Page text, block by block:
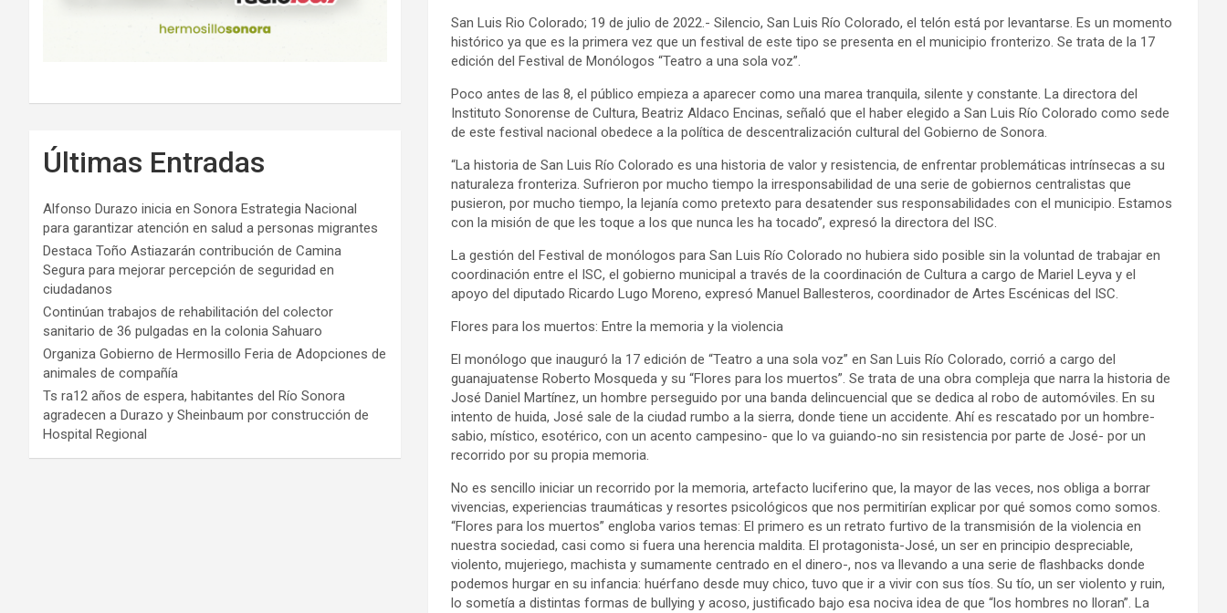
San Luis Rio Colorado; 19 de julio de 2022.- Silencio, San Luis Río Colorado, el telón está por levantarse. Es un momento
histórico ya que es la primera vez que un festival de este tipo se presenta en el municipio fronterizo. Se trata de la 17
edición del Festival de Monólogos “Teatro a una sola voz”.
Poco antes de las 8, el público empieza a aparecer como una marea tranquila, silente y constante. La directora del
Instituto Sonorense de Cultura, Beatriz Aldaco Encinas, señaló que el haber elegido a San Luis Río Colorado como sede
de este festival nacional obedece a la política de descentralización cultural del Gobierno de Sonora.
“La historia de San Luis Río Colorado es una historia de valor y resistencia, de enfrentar problemáticas intrínsecas a su
naturaleza fronteriza. Sufrieron por mucho tiempo la irresponsabilidad de una serie de gobiernos centralistas que
pusieron, por mucho tiempo, la lejanía como pretexto para desatender sus responsabilidades con el municipio. Estamos
con la misión de que les toque a los que nunca les ha tocado”, expresó la directora del ISC.
La gestión del Festival de monólogos para San Luis Río Colorado no hubiera sido posible sin la voluntad de trabajar en
coordinación entre el ISC, el gobierno municipal a través de la coordinación de Cultura a cargo de Mariel Leyva y el
apoyo del diputado Ricardo Lugo Moreno, expresó Manuel Ballesteros, coordinador de Artes Escénicas del ISC.
Flores para los muertos: Entre la memoria y la violencia
El monólogo que inauguró la 17 edición de “Teatro a una sola voz” en San Luis Río Colorado, corrió a cargo del
guanajuatense Roberto Mosqueda y su “Flores para los muertos”. Se trata de una obra compleja que narra la historia de
José Daniel Martínez, un hombre perseguido por una banda delincuencial que se dedica al robo de automóviles. En su
intento de huida, José sale de la ciudad rumbo a la sierra, donde tiene un accidente. Ahí es rescatado por un hombre-
sabio, místico, esotérico, con un acento campesino- que lo va guiando-no sin resistencia por parte de José- por un
recorrido por su propia memoria.
No es sencillo iniciar un recorrido por la memoria, artefacto luciferino que, la mayor de las veces, nos obliga a borrar
vivencias, experiencias traumáticas y resortes psicológicos que nos permitirían explicar por qué somos como somos.
“Flores para los muertos” engloba varios temas: El primero es un retrato furtivo de la transmisión de la violencia en
nuestra sociedad, casi como si fuera una herencia maldita. El protagonista-José, un ser en principio despreciable,
violento, mujeriego, machista y sumamente centrado en el dinero-, nos va llevando a una serie de flashbacks donde
podemos hurgar en su infancia: huérfano desde muy chico, tuvo que ir a vivir con sus tíos. Su tío, un ser violento y ruin,
lo sometía a distintas formas de bullying y acoso, justificado bajo esa nociva idea de que “los hombres no lloran”. La
Últimas Entradas
Alfonso Durazo inicia en Sonora Estrategia Nacional
para garantizar atención en salud a personas migrantes
Destaca Toño Astiazarán contribución de Camina
Segura para mejorar percepción de seguridad en
ciudadanos
Continúan trabajos de rehabilitación del colector
sanitario de 36 pulgadas en la colonia Sahuaro
Organiza Gobierno de Hermosillo Feria de Adopciones de
animales de compañía
Ts ra12 años de espera, habitantes del Río Sonora
agradecen a Durazo y Sheinbaum por construcción de
Hospital Regional